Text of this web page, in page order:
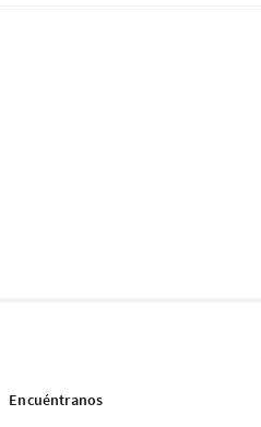
Encuéntranos